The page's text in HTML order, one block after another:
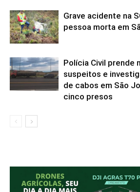
Grave acidente na
pessoa morta em
Polícia Civil prende
suspeitos e
de cabos em São
cinco presos